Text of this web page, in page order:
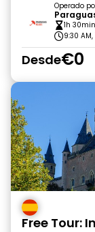
Operado
1h 30min
9:30 AM,
Desde€0
Free Tour: